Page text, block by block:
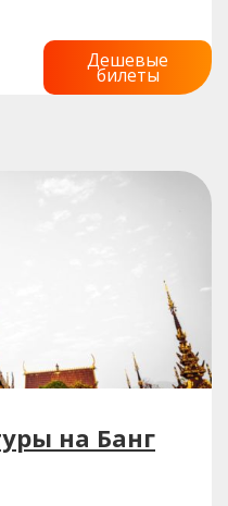
Дешевые
билеты
на Банг